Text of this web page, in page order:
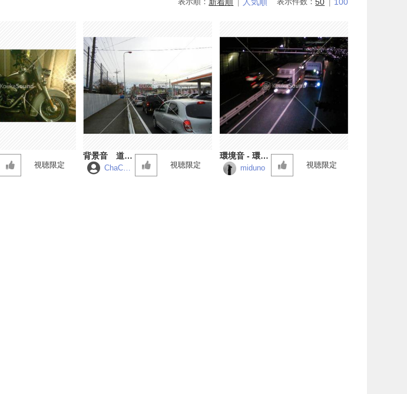
視聴限定
背景音 道路
（交通量が多
ChaCha
視聴限定
環境音 - 環状
八号線 - 道路
miduno 視聴限定